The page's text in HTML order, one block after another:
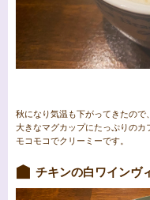
秋になり気温も下がってきたので
大きなマグカップにたっぷりのカ
モコモコでクリーミーです。
チキンの白ワインヴ